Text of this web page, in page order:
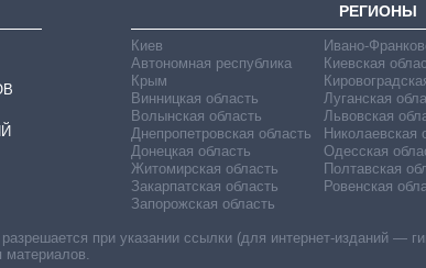
РЕГИОНЫ
Киев
Автономная республика
Крым
Винницкая область
Волынская область
Днепропетровская область
Донецкая область
Житомирская область
Закарпатская область
Запорожская область
Ивано-
Киевская
Луганская
Львовская
Николаевская
Одесская
Полтавская
Ровенская
при указании ссылки (для интернет-изданий —
материалов.